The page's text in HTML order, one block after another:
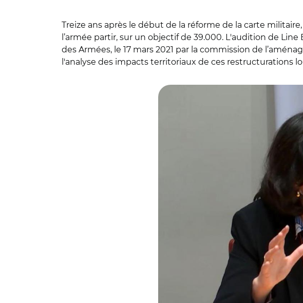
Treize ans après le début de la réforme de la carte
l’armée partir, sur un objectif de 39.000. L'audition de
des Armées, le 17 mars 2021 par la commission de
l'analyse des impacts territoriaux de ces restructurations